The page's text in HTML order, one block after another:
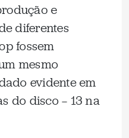
e
diferentes
fossem
mesmo
evidente em
do disco — 13 na